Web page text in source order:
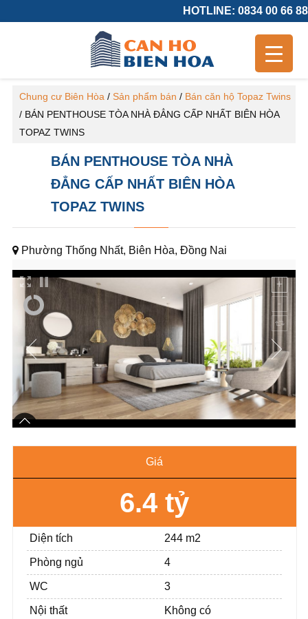
HOTLINE: 0834 00 66 88
Chung cư Biên Hòa / Sản phẩm bán / Bán căn hộ Topaz Twins
/ BÁN PENTHOUSE TÒA NHÀ ĐẲNG CẤP NHẤT BIÊN HÒA
TOPAZ TWINS
BÁN PENTHOUSE TÒA NHÀ
ĐẲNG CẤP NHẤT BIÊN HÒA
TOPAZ TWINS
Phường Thống Nhất, Biên Hòa, Đồng Nai
Giá
6.4 tỷ
Diện tích 244 m2
Phòng ngủ 4
WC 3
Nội thất Không có